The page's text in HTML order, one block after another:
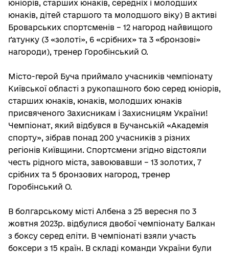
юніорів, старших юнаків, середніх і молодших
юнаків, дітей старшого та молодшого віку) В активі
Броварських спортсменів – 12 нагород найвищого
ґатунку (3 «золоті», 6 «срібних» та 3 «бронзові»
нагороди), тренер Горобінський О.
Місто-герой Буча приймало учасників чемпіонату
Київської області з рукопашного бою серед юніорів,
старших юнаків, юнаків, молодших юнаків
присвяченого Захисникам і Захисницям України!
Чемпіонат, який відбувся в Бучанській «Академія
спорту», зібрав понад 200 учасників з різних
регіонів Київщини. Спортсмени згідно відстояли
честь рідного міста, завоювавши – 13 золотих, 7
срібних та 5 бронзових нагород, тренер
Горобінський О.
В болгарському місті Албена з 25 вересня по 3
жовтня 2023р. відбулися двобої чемпіонату Балкан
з боксу серед еліти. В чемпіонаті взяли участь
боксери з 15 країн. В складі команди України були